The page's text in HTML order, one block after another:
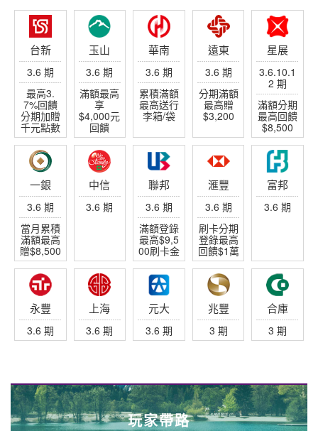
台新
3.6 期
最高3.
7%回饋
分期加贈
千元點數
玉山
3.6 期
滿額最高
享
$4,000元
回饋
華南
3.6 期
累積滿額
最高送行
李箱/袋
遠東
3.6 期
分期滿額
最高贈
$3,200
星展
3.6.10.1
2 期
滿額分期
最高回饋
$8,500
一銀
3.6 期
當月累積
滿額最高
贈$8,500
中信
3.6 期
聯邦
3.6 期
滿額登錄
最高$9,5
00刷卡金
滙豐
3.6 期
刷卡分期
登錄最高
回饋$1萬
富邦
3.6 期
永豐
3.6 期
上海
3.6 期
元大
3.6 期
兆豐
3 期
合庫
3 期
玩家帶路